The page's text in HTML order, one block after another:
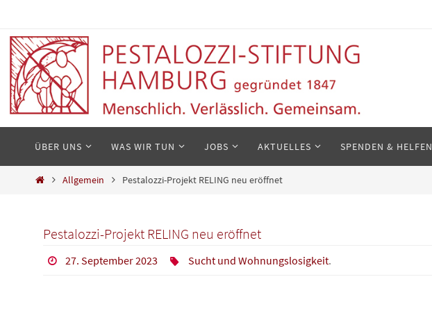
Inhalt
springen
springen
ÜBER UNS WAS WIR TUN JOBS AKTUELLES SPENDEN & HELFEN
StartAllgemein Pestalozzi-Projekt RELING neu eröffnet
Pestalozzi-Projekt RELING neu eröffnet
27. September 2023 Sucht und Wohnungslosigkeit.